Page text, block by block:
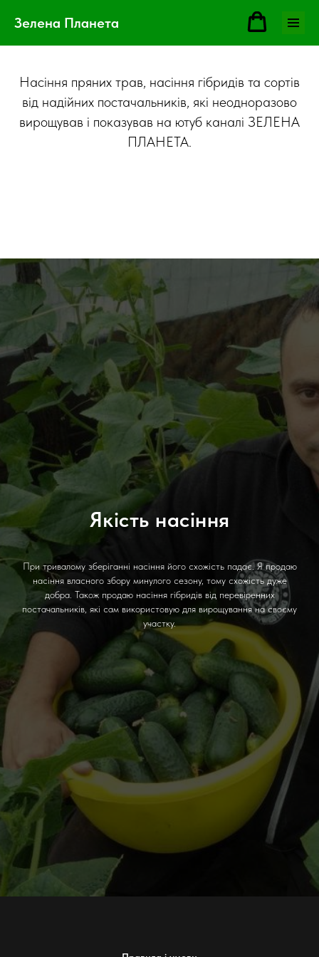
Зелена Планета
Насіння пряних трав, насіння гібридів та сортів
від надійних постачальників, які неодноразово
вирощував і показував на ютуб каналі ЗЕЛЕНА
ПЛАНЕТА.
Якість насіння
При тривалому зберіганні насіння його схожість падає. Я продаю
насіння власного збору минулого сезону, тому схожість дуже
добра. Також продаю насіння гібридів від перевіренних
постачальників, які сам використовую для вирощування на своєму
участку.